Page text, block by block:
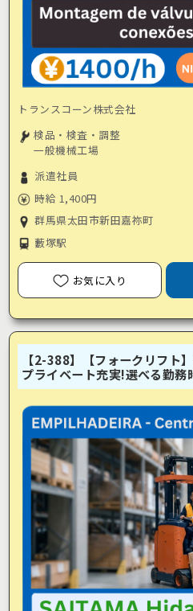
トランスコーン株式会社
検品・検査・調整
一般機械工場
派遣社員
時給 1,400円
群馬県太田市新田嘉祢町
藪塚駅
お気に入り
【2-388】【フォークリフト
プライベート充実!選べる勤